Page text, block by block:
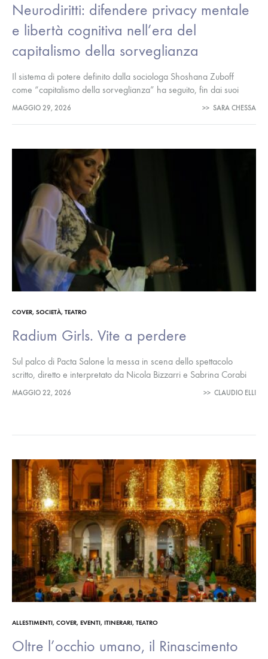
Neurodiritti: difendere privacy mentale
e libertà cognitiva nell’era del
capitalismo della sorveglianza
Il sistema di potere definito dalla sociologa Shoshana Zuboff
come “capitalismo della sorveglianza” ha seguito, fin dai suoi
albori, una logica espansiva. All’inizio, si è nutrito dei nostri dati
MAGGIO 29, 2026 >> SARA CHESSA
COVER, SOCIETÀ, TEATRO
Radium Girls. Vite a perdere
Sul palco di Pacta Salone la messa in scena dello spettacolo
scritto, diretto e interpretato da Nicola Bizzarri e Sabrina Corabi
con musiche di Francesco Rampichini. Una pièce sulle
MAGGIO 22, 2026 >> CLAUDIO ELLI
ALLESTIMENTI, COVER, EVENTI, ITINERARI, TEATRO
Oltre l’occhio umano, il Rinascimento